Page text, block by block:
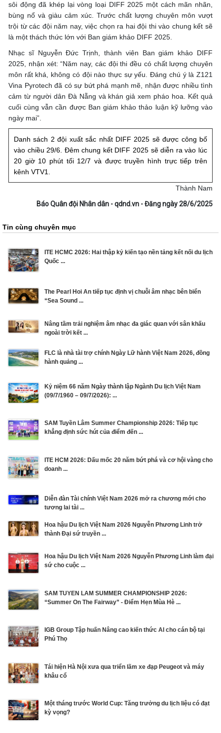
sôi động đã khép lại vòng loại DIFF 2025 một cách mãn nhãn,
bùng nổ và giàu cảm xúc. Trước chất lượng chuyên môn vượt
trội từ các đội năm nay, việc chọn ra hai đội thi vào chung kết sẽ
là một thách thức lớn với Ban giám khảo DIFF 2025.
Nhạc sĩ Nguyễn Đức Trịnh, thành viên Ban giám khảo DIFF
2025, nhận xét: “Năm nay, các đội thi đều có chất lượng chuyên
môn rất khá, không có đội nào thực sự yếu. Đáng chú ý là Z121
Vina Pyrotech đã có sự bứt phá mạnh mẽ, nhận được nhiều tình
cảm từ người dân Đà Nẵng và khán giả xem pháo hoa. Kết quả
cuối cùng vẫn cần được Ban giám khảo thảo luận kỹ lưỡng vào
ngày mai”.
Danh sách 2 đội xuất sắc nhất DIFF 2025 sẽ được công bố
vào chiều 29/6. Đêm chung kết DIFF 2025 sẽ diễn ra vào lúc
20 giờ 10 phút tối 12/7 và được truyền hình trực tiếp trên
kênh VTV1.
Thành Nam
Báo Quân đội Nhân dân - qdnd.vn - Đăng ngày 28/6/2025
Tin cùng chuyên mục
ITE HCMC 2026: Hai thập kỷ kiến tạo nền tảng kết nối du lịch
Quốc ...
The Pearl Hoi An tiếp tục định vị chuỗi âm nhạc bên biển
“Sea Sound ...
Nâng tầm trải nghiệm âm nhạc đa giác quan với sân khấu
ngoài trời kết ...
FLC là nhà tài trợ chính Ngày Lữ hành Việt Nam 2026, đồng
hành quảng ...
Kỷ niệm 66 năm Ngày thành lập Ngành Du lịch Việt Nam
(09/7/1960 – 09/7/2026): ...
SAM Tuyền Lâm Summer Championship 2026: Tiếp tục
khẳng định sức hút của điểm đến ...
ITE HCM 2026: Dấu mốc 20 năm bứt phá và cơ hội vàng cho
doanh ...
Diễn đàn Tài chính Việt Nam 2026 mở ra chương mới cho
tương lai tài ...
Hoa hậu Du lịch Việt Nam 2026 Nguyễn Phương Linh trở
thành Đại sứ truyền ...
Hoa hậu Du lịch Việt Nam 2026 Nguyễn Phương Linh làm đại
sứ cho cuộc ...
SAM TUYEN LAM SUMMER CHAMPIONSHIP 2026:
“Summer On The Fairway” - Điểm Hẹn Mùa Hè ...
IGB Group Tập huấn Nâng cao kiến thức AI cho cán bộ tại
Phú Thọ
Tái hiện Hà Nội xưa qua triển lãm xe đạp Peugeot và máy
khâu cổ
Một tháng trước World Cup: Tăng trưởng du lịch liệu có đạt
kỳ vọng?